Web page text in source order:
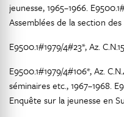
jeunesse, 1965–1966.
Assemblées de la section des
E9500.1#1979/4#23*, Az.
E9500.1#1979/4#106*, Az.
séminaires etc., 1967–1968.
Enquête sur la jeunesse en